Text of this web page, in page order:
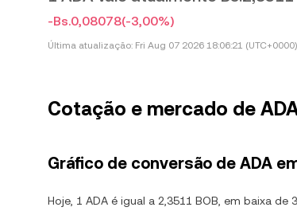
-Bs.0,08078(-3,00%)
Última atualização: Fri Aug 07 2026 18:06:21
Cotação e mercado de
Gráfico de conversão de ADA
Hoje, 1 ADA é igual a 2,3511 BOB, em baixa